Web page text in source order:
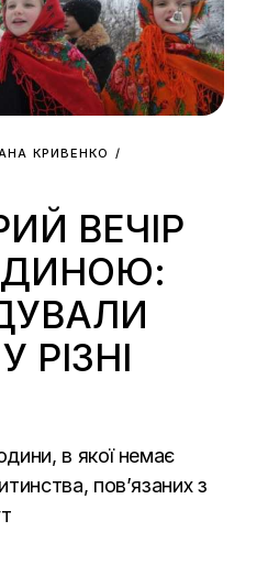
КРИВЕНКО
ВЕЧІР
РІЗНІ
в якої немає
пов’язаних з